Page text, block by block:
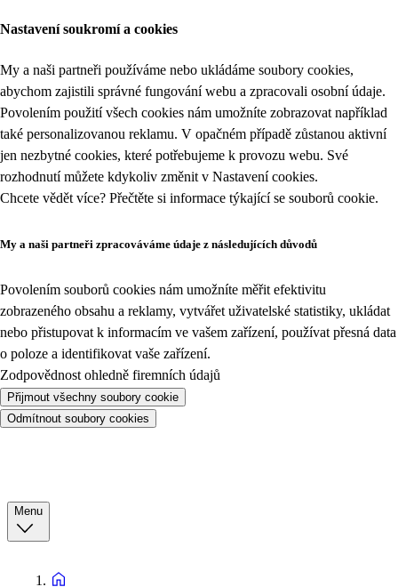
Nastavení soukromí a cookies
My a naši partneři používáme nebo ukládáme soubory cookies,
abychom zajistili správné fungování webu a zpracovali osobní údaje.
Povolením použití všech cookies nám umožníte zobrazovat například
také personalizovanou reklamu. V opačném případě zůstanou aktivní
jen nezbytné cookies, které potřebujeme k provozu webu. Své
rozhodnutí můžete kdykoliv změnit v Nastavení cookies.
Chcete vědět více? Přečtěte si informace týkající se souborů cookie.
My a naši partneři zpracováváme údaje z následujících důvodů
Povolením souborů cookies nám umožníte měřit efektivitu
zobrazeného obsahu a reklamy, vytvářet uživatelské statistiky, ukládat
nebo přistupovat k informacím ve vašem zařízení, používat přesná data
o poloze a identifikovat vaše zařízení.
Zodpovědnost ohledně firemních údajů
Přijmout všechny soubory cookie
Odmítnout soubory cookies
Menu